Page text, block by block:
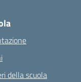
della scuola